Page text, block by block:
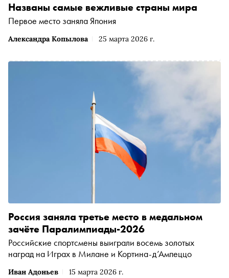
Александра Копылова 25 марта 2026 г.
Названы самые вежливые страны мира
Первое место заняла Япония
Иван Адоньев 15 марта 2026 г.
Россия заняла третье место в медальном
зачёте Паралимпиады-2026
Российские спортсмены выиграли восемь золотых
наград на Играх в Милане и Кортина-д’Ампеццо